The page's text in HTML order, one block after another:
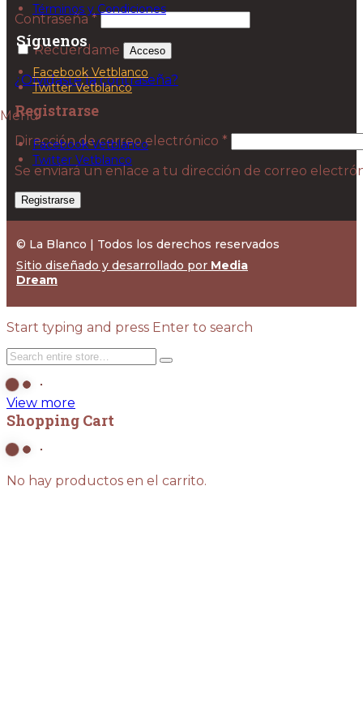
Contraseña*Obligatorio
Recuérdame Acceso
¿Olvidaste la contraseña?
Registrarse
Dirección de correo electrónico *
Se enviará un enlace a tu dirección de correo
Registrarse
Términos y Condiciones
Síguenos
Facebook Vetblanco
Twitter Vetblanco
Menú
Facebook Vetblanco
Twitter Vetblanco
© La Blanco | Todos los derechos reservados
Sitio diseñado y desarrollado por Media
Dream
Start typing and press Enter to search
View more
Shopping Cart
No hay productos en el carrito.